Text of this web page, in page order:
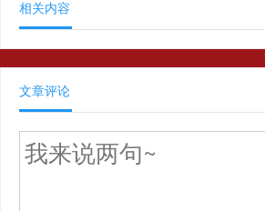
相关内容
文章评论